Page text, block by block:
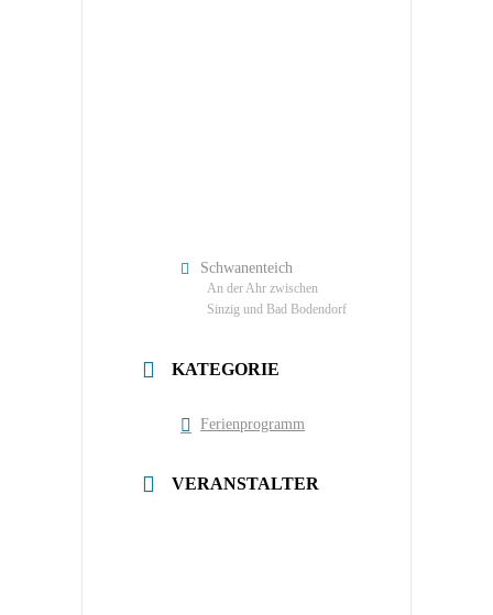
Schwanenteich
An der Ahr zwischen
Sinzig und Bad Bodendorf
KATEGORIE
Ferienprogramm
VERANSTALTER